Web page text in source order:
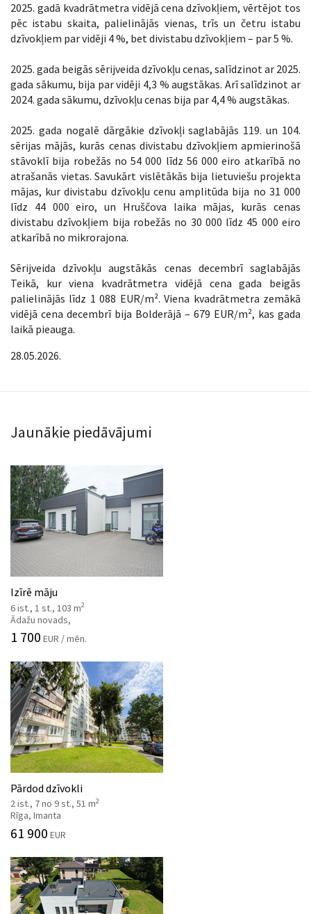
2025. gadā kvadrātmetra vidējā cena dzīvokļiem, vērtējot tos
pēc istabu skaita, palielinājās vienas, trīs un četru istabu
dzīvokļiem par vidēji 4 %, bet divistabu dzīvokļiem – par 5 %.
2025. gada beigās sērijveida dzīvokļu cenas, salīdzinot ar 2025.
gada sākumu, bija par vidēji 4,3 % augstākas. Arī salīdzinot ar
2024. gada sākumu, dzīvokļu cenas bija par 4,4 % augstākas.
2025. gada nogalē dārgākie dzīvokļi saglabājās 119. un 104.
sērijas mājās, kurās cenas divistabu dzīvokļiem apmierinošā
stāvoklī bija robežās no 54 000 līdz 56 000 eiro atkarībā no
atrašanās vietas. Savukārt vislētākās bija lietuviešu projekta
mājas, kur divistabu dzīvokļu cenu amplitūda bija no 31 000
līdz 44 000 eiro, un Hruščova laika mājas, kurās cenas
divistabu dzīvokļiem bija robežās no 30 000 līdz 45 000 eiro
atkarībā no mikrorajona.
Sērijveida dzīvokļu augstākās cenas decembrī saglabājās
Teikā, kur viena kvadrātmetra vidējā cena gada beigās
palielinājās līdz 1 088 EUR/m². Viena kvadrātmetra zemākā
vidējā cena decembrī bija Bolderājā – 679 EUR/m², kas gada
laikā pieauga.
28.05.2026.
Jaunākie piedāvājumi
Izīrē māju
6 ist., 1 st., 103 m2
Ādažu novads,
1 700 EUR / mēn.
Pārdod dzīvokli
2 ist., 7 no 9 st., 51 m2
Rīga, Imanta
61 900 EUR